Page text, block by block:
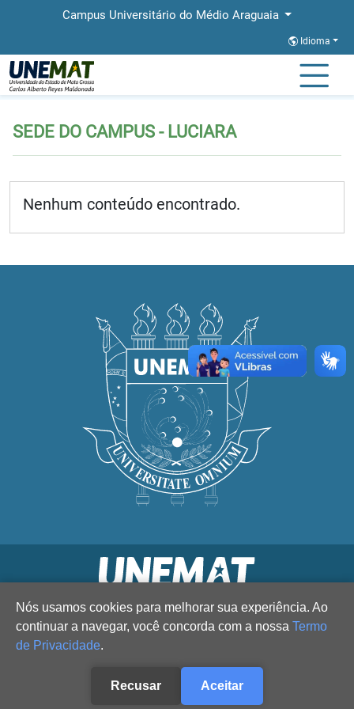
Campus Universitário do Médio Araguaia
Idioma
Página Inicial
SEDE DO CAMPUS - LUCIARA
Nenhum conteúdo encontrado.
Nós usamos cookies para melhorar sua experiência. Ao
continuar a navegar, você concorda com a nossa Termo
de Privacidade.
Recusar Aceitar